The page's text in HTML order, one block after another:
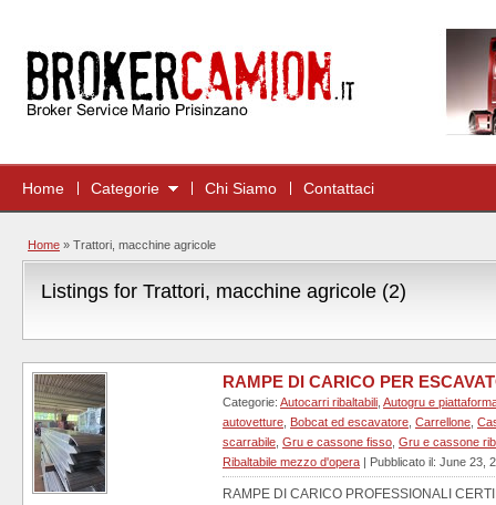
Home Categorie Chi Siamo Contattaci
Home » Trattori, macchine agricole
Listings for Trattori, macchine agricole (2)
RAMPE DI CARICO PER
Categorie: Autocarri ribaltabili Autogru e
autovetture Bobcat ed escavatore Carrellone
scarrabile Gru e cassone fisso Gru e cassone
Ribaltabile mezzo d'opera | Pubblicato il: June 23,
RAMPE DI CARICO PROFESSIONALI